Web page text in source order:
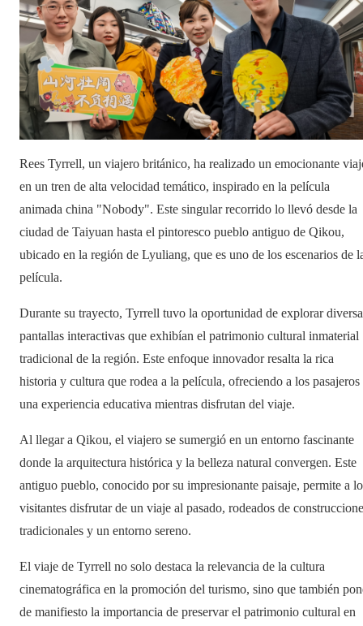
Rees Tyrrell, un viajero británico, ha realizado un emocionante
en un tren de alta velocidad temático, inspirado en la película
animada china "Nobody". Este singular recorrido lo llevó desde la
ciudad de Taiyuan hasta el pintoresco pueblo antiguo de Qikou,
ubicado en la región de Lyuliang, que es uno de los escenarios de
película.
Durante su trayecto, Tyrrell tuvo la oportunidad de explorar
pantallas interactivas que exhibían el patrimonio cultural inmaterial
tradicional de la región. Este enfoque innovador resalta la rica
historia y cultura que rodea a la película, ofreciendo a los pasajeros
una experiencia educativa mientras disfrutan del viaje.
Al llegar a Qikou, el viajero se sumergió en un entorno fascinante
donde la arquitectura histórica y la belleza natural convergen. Este
antiguo pueblo, conocido por su impresionante paisaje, permite a
visitantes disfrutar de un viaje al pasado, rodeados de
tradicionales y un entorno sereno.
El viaje de Tyrrell no solo destaca la relevancia de la cultura
cinematográfica en la promoción del turismo, sino que también
de manifiesto la importancia de preservar el patrimonio cultural en